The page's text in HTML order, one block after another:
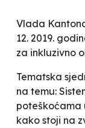
Vlada
12. 2019.
za inkluzivno
Tematska
na temu:
poteškoćama
kako stoji na